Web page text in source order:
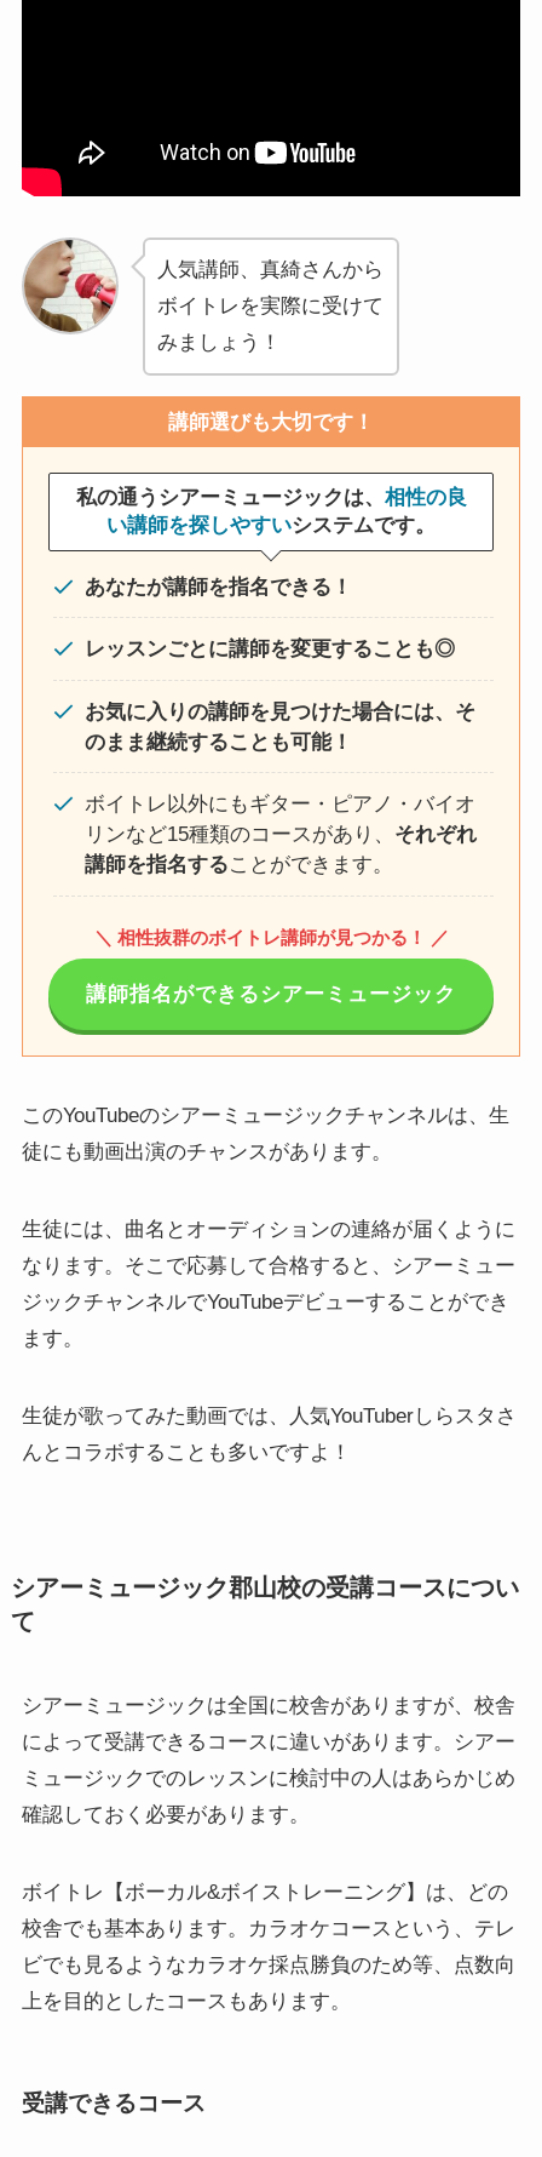
人気講師、真綺さんから
ボイトレを実際に受けて
みましょう！
講師選びも大切です！
私の通うシアーミュージックは、 相性の良
い講師を探しやすいシステムです。
あなたが講師を指名できる！
レッスンごとに講師を変更することも◎
お気に入りの講師を見つけた場合には、そ
のまま継続することも可能！
ボイトレ以外にもギター・ピアノ・バイオ
リンなど15種類のコースがあり、 それぞれ
講師を指名することができます。
＼ 相性抜群のボイトレ講師が見つかる！ ／
講師指名ができるシアーミュージック
このYouTubeのシアーミュージックチャンネルは、生
徒にも動画出演のチャンスがあります。
生徒には、曲名とオーディションの連絡が届くように
なります。そこで応募して合格すると、シアーミュー
ジックチャンネルでYouTubeデビューすることができ
ます。
生徒が歌ってみた動画では、人気YouTuberしらスタさ
んとコラボすることも多いですよ！
シアーミュージック郡山校の受講コースについ
て
シアーミュージックは全国に校舎がありますが、校舎
によって受講できるコースに違いがあります。シアー
ミュージックでのレッスンに検討中の人はあらかじめ
確認しておく必要があります。
ボイトレ【ボーカル&ボイストレーニング】は、どの
校舎でも基本あります。カラオケコースという、テレ
ビでも見るようなカラオケ採点勝負のため等、点数向
上を目的としたコースもあります。
受講できるコース